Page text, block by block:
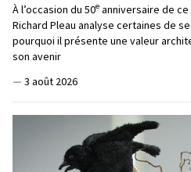
À l’occasion du 50e anniversaire de
Richard Pleau analyse certaines de
pourquoi il présente une valeur
son avenir
— 3 août 2026